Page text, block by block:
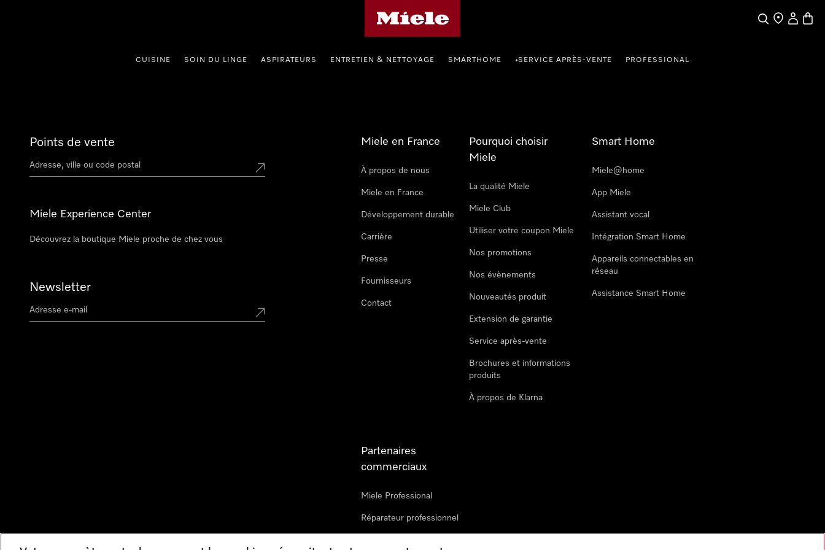
SearchFind a store
My
CUISINE SOIN DU LINGE ASPIRATEURS ENTRETIEN & NETTOYAGE SMARTHOME •SERVICE APRÈS-VENTE PROFESSIONAL
Points de vente
Miele Experience Center
Découvrez la boutique Miele proche de chez vous
Newsletter
Miele en France
À propos de nous
Miele en France
Développement durable
Carrière
Presse
Fournisseurs
Contact
Pourquoi choisir
Miele
La qualité Miele
Miele Club
Utiliser votre coupon Miele
Nos promotions
Nos évènements
Nouveautés produit
Extension de garantie
Service après-vente
Brochures et informations
produits
À propos de Klarna
Smart Home
Miele@home
App Miele
Assistant vocal
Intégration Smart Home
Appareils connectables en
réseau
Assistance Smart Home
Partenaires
commerciaux
Miele Professional
Réparateur professionnel